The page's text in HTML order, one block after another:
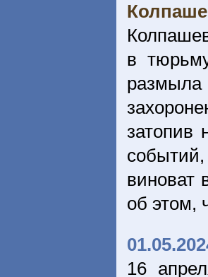
в
затопив
виноват
об этом,
16